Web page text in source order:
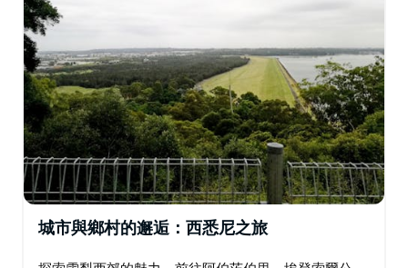
城市與鄉村的邂逅：西悉尼之旅